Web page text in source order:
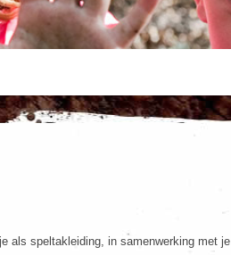
als speltakleiding, in samenwerking met je